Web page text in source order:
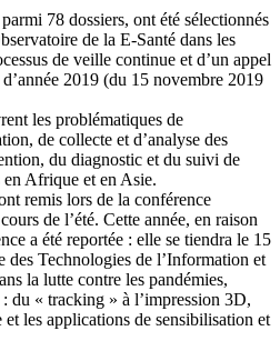
78 dossiers, ont été sélectionnés
de la E-Santé dans les
de veille continue et d’un appel
2019 (du 15 novembre 2019
les problématiques de
de collecte et d’analyse des
du diagnostic et du suivi de
Afrique et en Asie.
remis lors de la conférence
de l’été. Cette année, en raison
a été reportée : elle se tiendra le 15
des Technologies de l’Information et
la lutte contre les pandémies,
du « tracking » à l’impression 3D,
et les applications de sensibilisation et